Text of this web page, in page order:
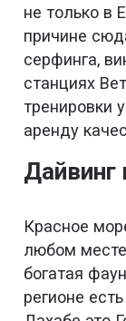
не только в
причине
серфинга,
станциях
тренировки
аренду
Дайвинг
Красное
любом
богатая
регионе